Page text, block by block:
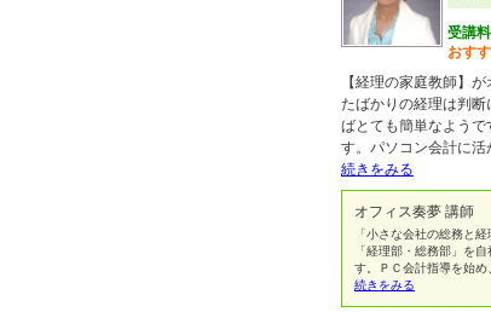
受講
おす
【経理の家庭教師】
たばかりの経理は判断
ばとても簡単なよう
す。パソコン会計に
続きをみる
オフィス奏夢 講師
「小さな会社の総務と
「経理部・総務部」を
す。ＰＣ会計指導を始
続きをみる